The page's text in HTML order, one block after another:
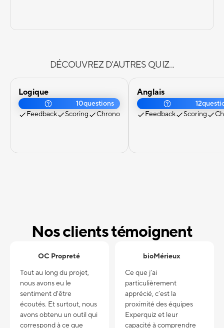
DÉCOUVREZ D'AUTRES QUIZ...
Logique
10questions
Feedback
Scoring Chrono
Anglais
12
Feedback
Scoring
Nos clients témoignent
OC Propreté
Tout au long du projet,
nous avons eu le
sentiment d'être
écoutés. Et surtout, nous
avons obtenu un outil qui
correspond à ce que
bioMérieux
Ce que j’ai
particulièrement
apprécié, c’est la
proximité des équipes
Experquiz et leur
capacité à comprendre